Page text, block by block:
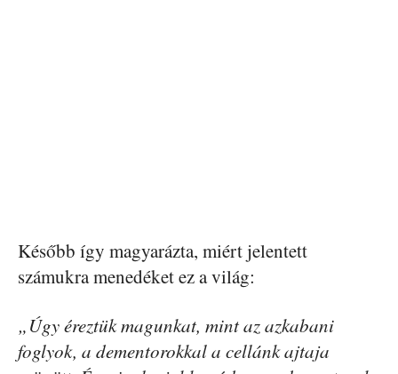
Később így magyarázta, miért jelentett
számukra menedéket ez a világ:
„Úgy éreztük magunkat, mint az azkabani
foglyok, a dementorokkal a cellánk ajtaja